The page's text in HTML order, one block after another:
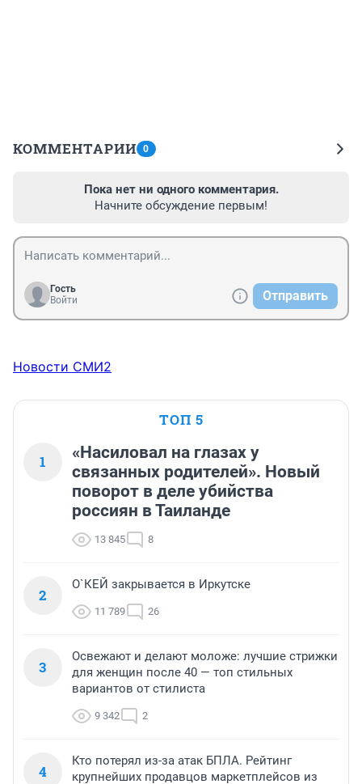
КОММЕНТАРИИ 0
Пока нет ни одного комментария.
Начните обсуждение первым!
Гость
Войти
Отправить
Новости СМИ2
ТОП 5
1
«Насиловал на глазах у
связанных родителей». Новый
поворот в деле убийства
россиян в Таиланде
13 845 8
2
О`КЕЙ закрывается в Иркутске
11 789 26
3
Освежают и делают моложе: лучшие стрижки
для женщин после 40 — топ стильных
вариантов от стилиста
9 342 2
4
Кто потерял из-за атак БПЛА. Рейтинг
крупнейших продавцов маркетплейсов из